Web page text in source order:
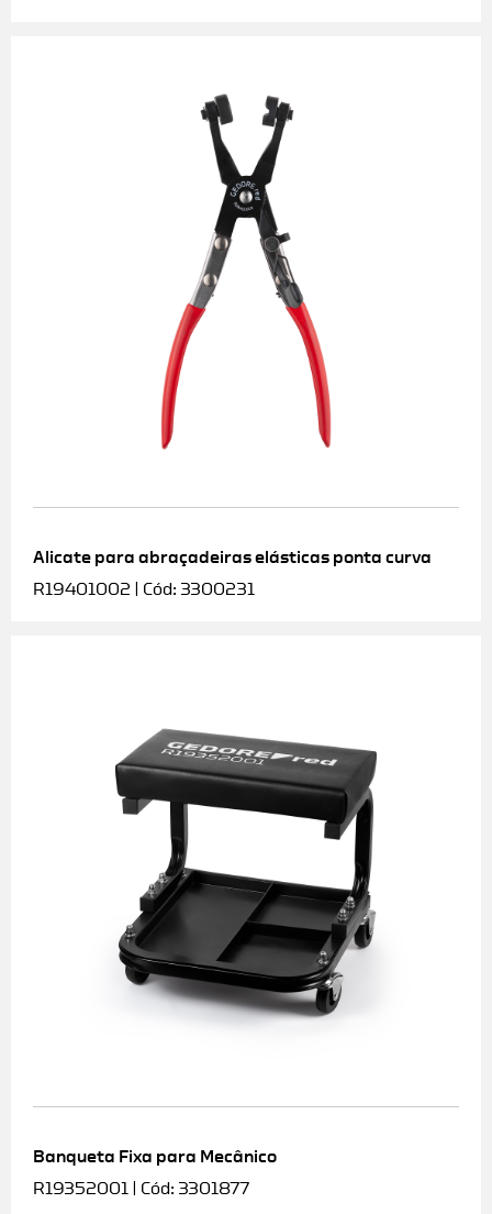
Alicate para abraçadeiras elásticas ponta curva
R19401002 | Cód: 3300231
Banqueta Fixa para Mecânico
R19352001 | Cód: 3301877